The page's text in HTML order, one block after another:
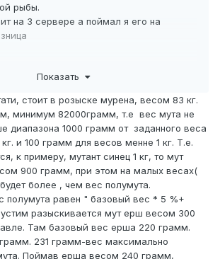
рыбы.
на 3 сервере а поймал я его на
Показать
стоит в розыске мурена, весом 83 кг.
минимум 82000грамм, т.е вес мута не
диапазона 1000 грамм от заданного веса
и 100 грамм для весов менне 1 кг. Т.е.
к примеру, мутант синец 1 кг, то мут
900 грамм, при этом на малых весах(
более , чем вес полумута.
полумута равен " базовый вес * 5 %+
разыскивается мут ерш весом 300
Там базовый вес ерша 220 грамм.
231 грамм-вес максимально
Поймав ерша весом 240 грамм,